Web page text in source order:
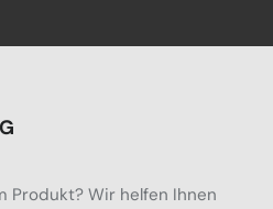
Produkt? Wir helfen Ihnen